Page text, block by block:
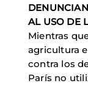
AL USO DE
Mientras
agricultura
contra los
París no